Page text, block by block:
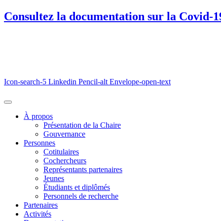
Consultez la documentation sur la Covid-
Icon-search-5 Linkedin Pencil-alt Envelope-open-text
À propos
Présentation de la Chaire
Gouvernance
Personnes
Cotitulaires
Cochercheurs
Représentants partenaires
Jeunes
Étudiants et diplômés
Personnels de recherche
Partenaires
Activités